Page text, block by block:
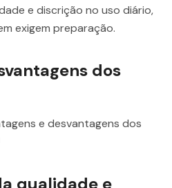
e discrição no uso diário,
exigem preparação.
dos
e desvantagens dos
qualidade e